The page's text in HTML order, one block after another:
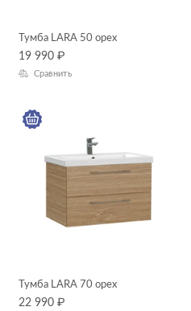
Тумба LARA 50 орех
19 990 ₽
Сравнить
Тумба LARA 70 орех
22 990 ₽